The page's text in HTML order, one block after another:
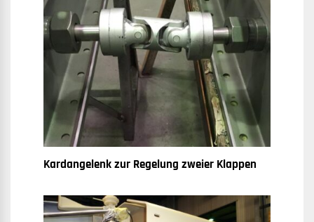
Kardangelenk zur Regelung zweier Klappen